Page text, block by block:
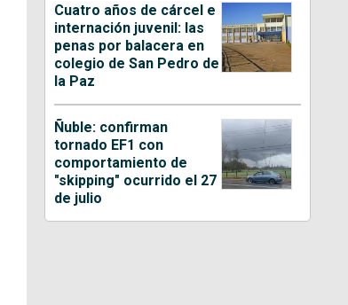
Cuatro años de cárcel e
internación juvenil: las
penas por balacera en
colegio de San Pedro de
la Paz
Ñuble: confirman
tornado EF1 con
comportamiento de
"skipping" ocurrido el 27
de julio